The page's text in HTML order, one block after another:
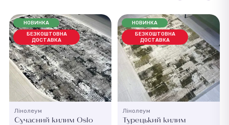
НОВИНКА
БЕЗКОШТОВНА
ДОСТАВКА
Лінолеум
Сучасний килим Oslo
НОВИНКА
БЕЗКОШТОВНА
ДОСТАВКА
Лінолеум
Турецький килим